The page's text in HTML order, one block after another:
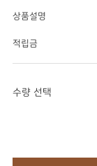
상품설명
적립금
수량 선택